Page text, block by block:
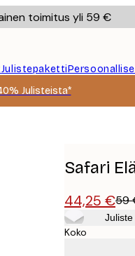
toimitus yli 59 €
Julistepaketti
Julisteista*
Safari
44,25 €59
Juliste
Koko